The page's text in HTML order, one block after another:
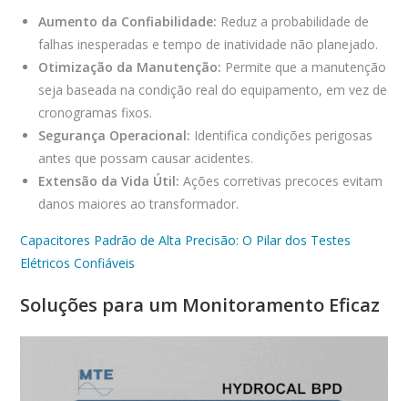
Aumento da Confiabilidade: Reduz a probabilidade de
falhas inesperadas e tempo de inatividade não planejado.
Otimização da Manutenção: Permite que a manutenção
seja baseada na condição real do equipamento, em vez de
cronogramas fixos.
Segurança Operacional: Identifica condições perigosas
antes que possam causar acidentes.
Extensão da Vida Útil: Ações corretivas precoces evitam
danos maiores ao transformador.
Capacitores Padrão de Alta Precisão: O Pilar dos Testes
Elétricos Confiáveis
Soluções para um Monitoramento Eficaz